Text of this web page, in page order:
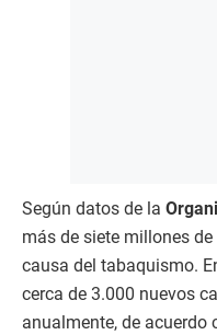
Según datos de la
más de siete millones
causa del tabaquismo.
cerca de 3.000 nuevos
anualmente, de acuerdo